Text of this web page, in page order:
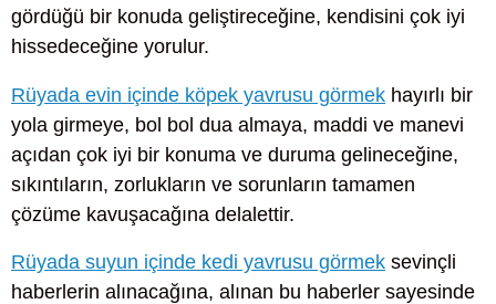
gördüğü bir konuda geliştireceğine, kendisini çok iyi
hissedeceğine yorulur.
Rüyada evin içinde köpek yavrusu görmek hayırlı bir
yola girmeye, bol bol dua almaya, maddi ve manevi
açıdan çok iyi bir konuma ve duruma gelineceğine,
sıkıntıların, zorlukların ve sorunların tamamen
çözüme kavuşacağına delalettir.
Rüyada suyun içinde kedi yavrusu görmek sevinçli
haberlerin alınacağına, alınan bu haberler sayesinde